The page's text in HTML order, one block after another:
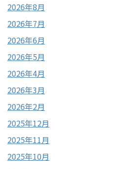
2026年8月
2026年7月
2026年6月
2026年5月
2026年4月
2026年3月
2026年2月
2025年12月
2025年11月
2025年10月